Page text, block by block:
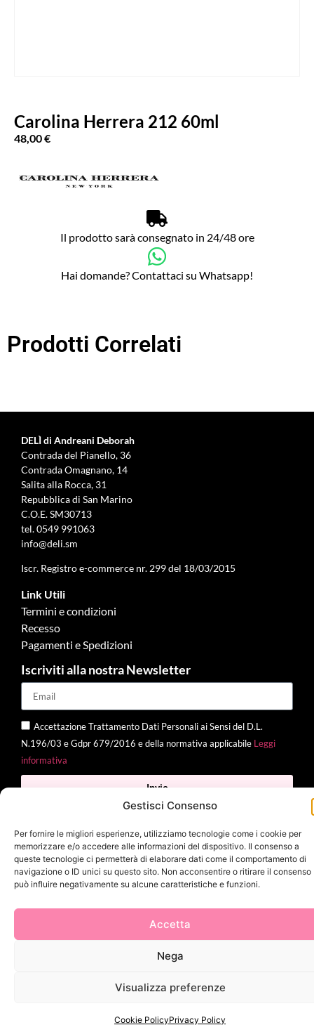
Gestisci Consenso
Per fornire le migliori esperienze, utilizziamo tecnologie come i cookie per
memorizzare e/o accedere alle informazioni del dispositivo. Il consenso a
queste tecnologie ci permetterà di elaborare dati come il comportamento di
navigazione o ID unici su questo sito. Non acconsentire o ritirare il consenso
può influire negativamente su alcune caratteristiche e funzioni.
Accetta
Nega
Visualizza preferenze
Cookie PolicyPrivacy Policy
Carolina Herrera 212 60ml
48,00€
Il prodotto sarà consegnato in 24/48 ore
Hai domande? Contattaci su Whatsapp!
Prodotti Correlati
DELÌ di Andreani Deborah
Contrada del Pianello, 36
Contrada Omagnano, 14
Salita alla Rocca, 31
Repubblica di San Marino
C.O.E. SM30713
tel.0549 991063
info@deli.sm
Iscr. Registro e-commerce nr. 299 del 18/03/2015
Link Utili
Termini e condizioni
Recesso
Pagamenti e Spedizioni
Iscriviti alla nostra Newsletter
Accettazione Trattamento Dati Personali ai Sensi del D.L.
N.196/03 e Gdpr 679/2016 e della normativa applicabile Leggi
informativa
Invia
2025 Delì |Privacy Policy|Cookie Policy| Made with byJenny
Mina